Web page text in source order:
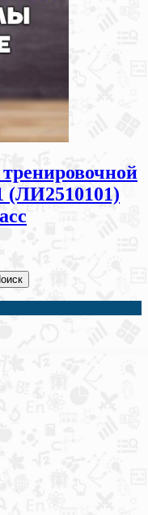
(ЛИ2510101)